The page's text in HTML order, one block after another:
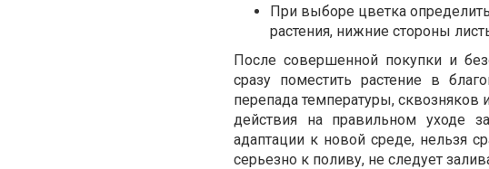
При выборе цветка
растения, нижние стороны
После совершенной покупки и
сразу поместить растение в
перепада температуры,
действия на правильном уходе
адаптации к новой среде, нельзя
серьезно к поливу, не следует